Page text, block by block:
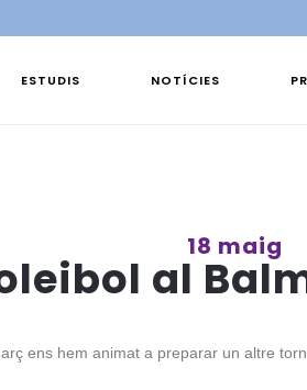
ESTUDIS NOTÍCIES
18 maig
al
ens hem animat a preparar un altre